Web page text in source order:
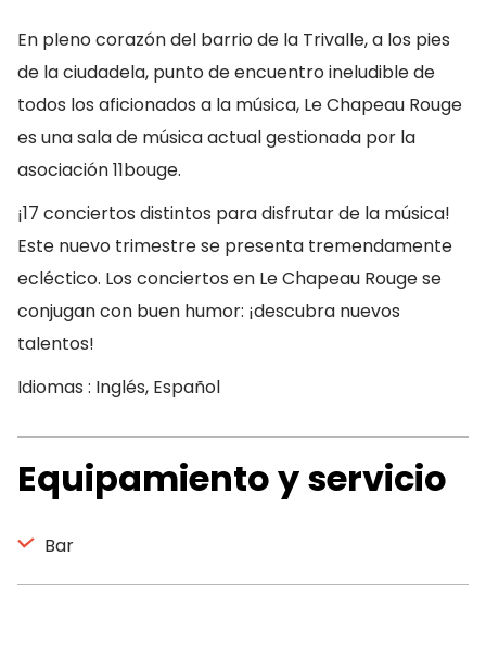
En pleno corazón del barrio de la Trivalle, a los pies
de la ciudadela, punto de encuentro ineludible de
todos los aficionados a la música, Le Chapeau Rouge
es una sala de música actual gestionada por la
asociación 11bouge.
¡17 conciertos distintos para disfrutar de la música!
Este nuevo trimestre se presenta tremendamente
ecléctico. Los conciertos en Le Chapeau Rouge se
conjugan con buen humor: ¡descubra nuevos
talentos!
Idiomas : Inglés, Español
Equipamiento y servicio
Bar